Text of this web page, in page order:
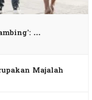
…
Majalah